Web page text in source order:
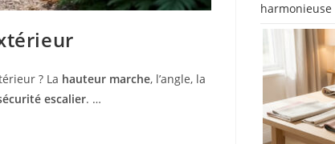
? La hauteur marche, l’angle, la
escalier. …
harmonieuse